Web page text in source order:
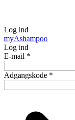
Log ind
myAshampoo
Log ind
E-mail *
Adgangskode *